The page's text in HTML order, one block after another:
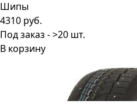
4310 руб.
Под заказ - >20 шт.
В корзину